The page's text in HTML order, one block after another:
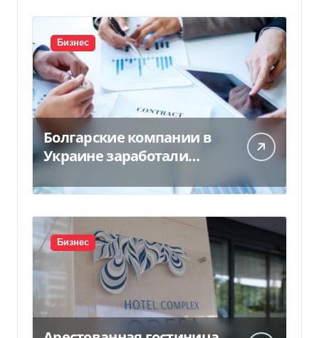
Бизнес
Болгарские компании в
Украине заработали
кто в лидерах
Бизнес